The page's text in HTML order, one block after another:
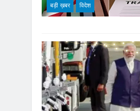
बड़ी ख़बर विदेश